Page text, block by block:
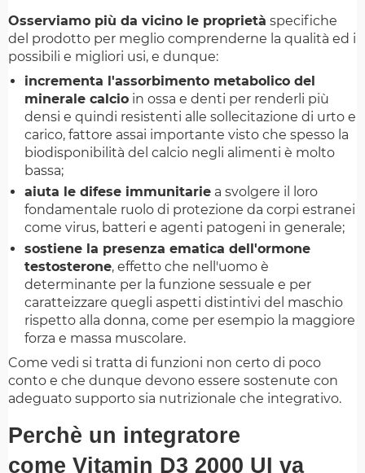
Osserviamo più da vicino le proprietà specifiche
del prodotto per meglio comprenderne la qualità ed i
possibili e migliori usi, e dunque:
incrementa l'assorbimento metabolico del
minerale calcio in ossa e denti per renderli più
densi e quindi resistenti alle sollecitazione di urto e
carico, fattore assai importante visto che spesso la
biodisponibilità del calcio negli alimenti è molto
bassa;
aiuta le difese immunitarie a svolgere il loro
fondamentale ruolo di protezione da corpi estranei
come virus, batteri e agenti patogeni in generale;
sostiene la presenza ematica dell'ormone
testosterone, effetto che nell'uomo è
determinante per la funzione sessuale e per
caratteizzare quegli aspetti distintivi del maschio
rispetto alla donna, come per esempio la maggiore
forza e massa muscolare.
Come vedi si tratta di funzioni non certo di poco
conto e che dunque devono essere sostenute con
adeguato supporto sia nutrizionale che integrativo.
Perchè un integratore
come Vitamin D3 2000 UI va